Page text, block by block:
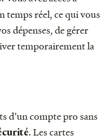
temps réel, ce qui vous
dépenses, de gérer
temporairement la
d’un compte pro sans
. Les cartes